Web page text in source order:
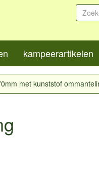
kampeerartikelen
met kunststof